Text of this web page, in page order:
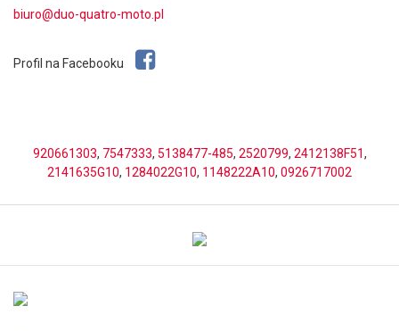
biuro@duo-quatro-moto.pl
Profil na Facebooku
920661303, 7547333, 5138477-485, 2520799, 2412138F51,
2141635G10, 1284022G10, 1148222A10, 0926717002